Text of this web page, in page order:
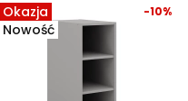
Okazja
Nowość
-10%